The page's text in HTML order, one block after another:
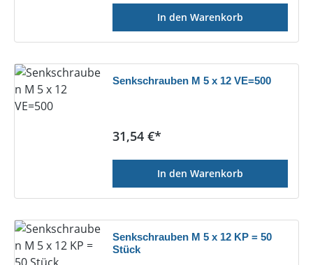
In den Warenkorb
Senkschrauben M 5 x 12 VE=500
Regulärer Preis:
31,54 €*
In den Warenkorb
Senkschrauben M 5 x 12 KP = 50
Stück